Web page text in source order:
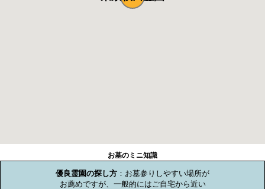
お墓のミニ知識
優良霊園の探し方 ：お墓参りしやすい場所が
お薦めですが、一般的にはご自宅から近い